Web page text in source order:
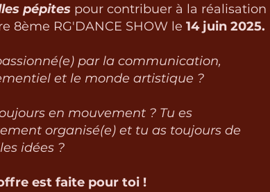
pépites pour contribuer à la réalisation
8ème RG'DANCE SHOW le 14 juin 2025.
par la communication,
et le monde artistique ?
en mouvement ? Tu es
organisé(e) et tu as toujours de
idées ?
est faite pour toi !